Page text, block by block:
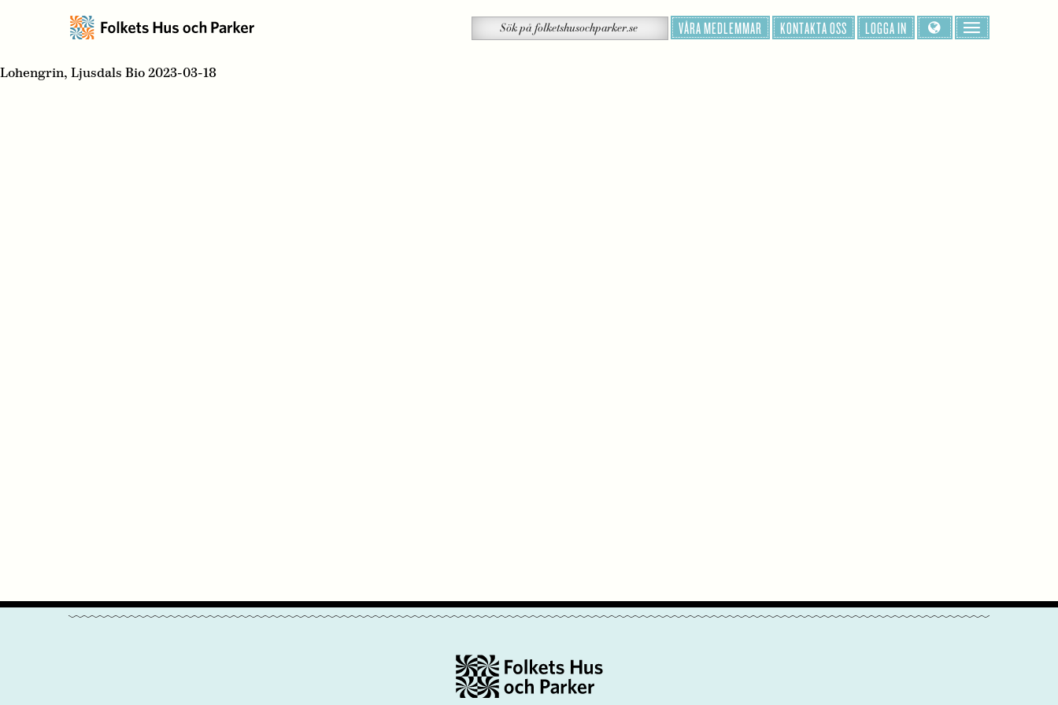
på
Sök VÅRA MEDLEMMAR KONTAKTA OSS LOGGA IN
Lohengrin, Ljusdals Bio 2023-03-18